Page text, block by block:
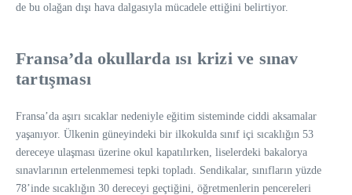
de bu olağan dışı hava dalgasıyla mücadele ettiğini belirtiyor.
Fransa’da okullarda ısı krizi ve sınav
tartışması
Fransa’da aşırı sıcaklar nedeniyle eğitim sisteminde ciddi aksamalar
yaşanıyor. Ülkenin güneyindeki bir ilkokulda sınıf içi sıcaklığın 53
dereceye ulaşması üzerine okul kapatılırken, liselerdeki bakalorya
sınavlarının ertelenmemesi tepki topladı. Sendikalar, sınıfların yüzde
78’inde sıcaklığın 30 dereceyi geçtiğini, öğretmenlerin pencereleri